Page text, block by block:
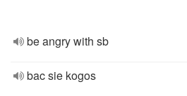
be angry with sb
bac sie kogos